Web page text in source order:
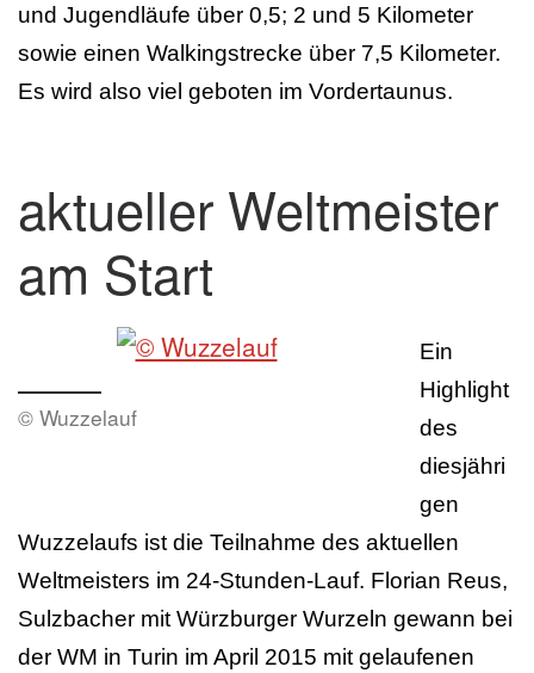
und Jugendläufe über 0,5; 2 und 5 Kilometer
sowie einen Walkingstrecke über 7,5 Kilometer.
Es wird also viel geboten im Vordertaunus.
aktueller Weltmeister
am Start
© Wuzzelauf
Ein
Highlight
des
diesjähri
gen
Wuzzelaufs ist die Teilnahme des aktuellen
Weltmeisters im 24-Stunden-Lauf. Florian Reus,
Sulzbacher mit Würzburger Wurzeln gewann bei
der WM in Turin im April 2015 mit gelaufenen